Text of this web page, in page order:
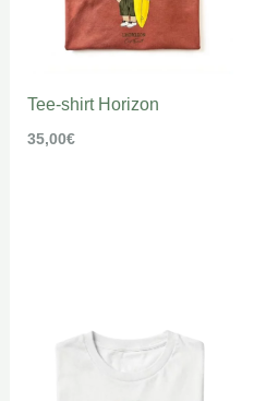
Tee-shirt Horizon
35,00€